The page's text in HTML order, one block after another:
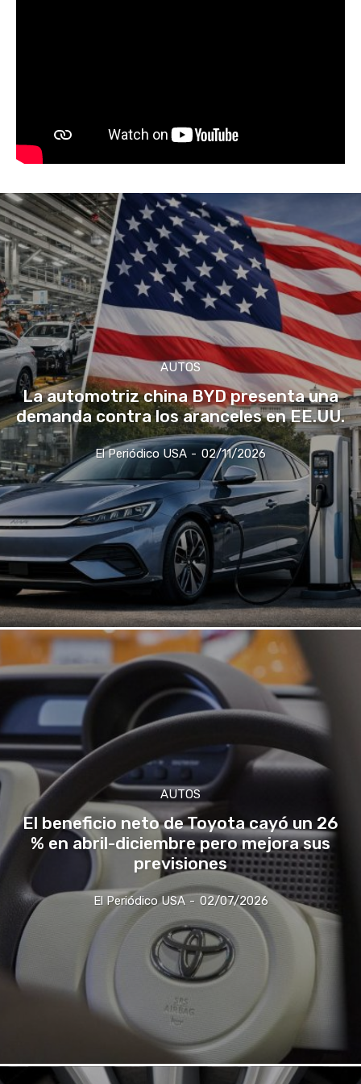
AUTOS
La automotriz china BYD presenta una
demanda contra los aranceles en EE.UU.
El Periódico USA - 02/11/2026
AUTOS
El beneficio neto de Toyota cayó un 26
% en abril-diciembre pero mejora sus
previsiones
El Periódico USA - 02/07/2026